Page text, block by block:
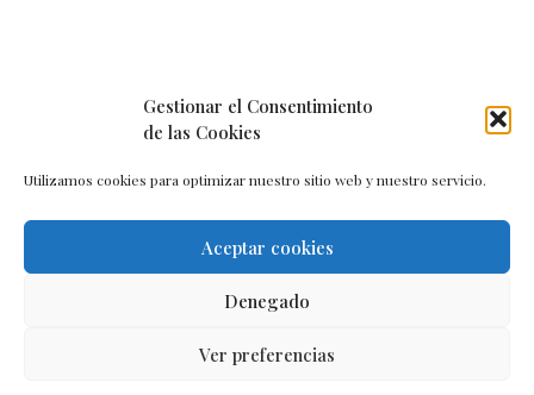
Gestionar el Consentimiento
de las Cookies
Utilizamos cookies para optimizar nuestro sitio web y nuestro servicio.
Aceptar cookies
Denegado
Ver preferencias
Política de cookies